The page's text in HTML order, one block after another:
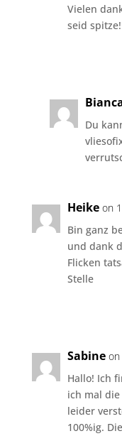
Vielen
seid
Du
Heike on
Bin ganz
und dank
Flicken
Stelle
Sabine on
Hallo! Ich
ich mal
leider
100%ig.